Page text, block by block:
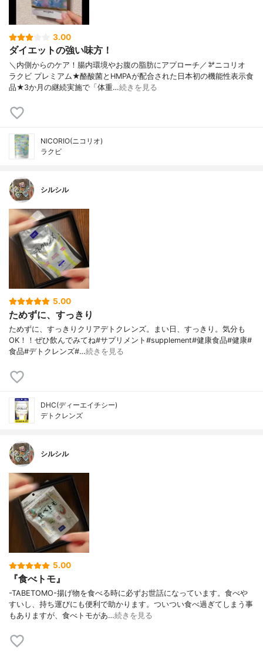
3.00
ダイエットの強い味方！
＼内側からのケア！腸内環境やお腹の脂肪にアプローチ／🫘ニコリオ
ラクビ プレミアム★酪酸菌とHMPAが配合された日本初の機能性表示食
品★3か月の継続実施で「体重…続きを見る
NICORIO(ニコリオ)
ラクビ
シルシル
5.00
ためずに、すっきり
ためずに、すっきりクリアデトクレンズ。まい日、すっきり。気分も
OK！！ぜひ飲んでみてね#サプリメント#supplement#健康食品#健康#
食品#デトクレンズ#…続きを見る
DHC(ディーエイチシー)
デトクレンズ
シルシル
5.00
『食べトモ』
-TABETOMO-揚げ物を食べる時に必ずお世話になっています。食べや
すいし、持ち運びにも便利で助かります。ついつい食べ過ぎてしまう事
もありますが、食べトモがあ…続きを見る